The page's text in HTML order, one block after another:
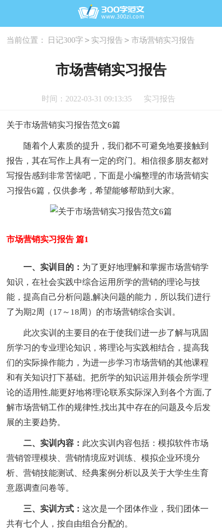
当前位置： 日记300字 > 实习报告 > 市场营销实习报告
市场营销实习报告
时间：2022-03-31 09:13:35 实习报告
关于市场营销实习报告范文6篇
随着个人素质的提升，我们都不可避免地要接触到
报告，其在写作上具有一定的窍门。相信很多朋友都对
写报告感到非常苦恼吧，下面是小编整理的市场营销实
习报告6篇，仅供参考，希望能够帮助到大家。
市场营销实习报告 篇1
一、实训目的： 为了更好地理解和掌握市场营销学
知识，在社会实践中综合运用所学的营销的理论与技
能，提高自己分析问题,解决问题的能力，所以我们进行
了为期2周（17～18周）的市场营销综合实训。
此次实训的主要目的在于使我们进一步了解与巩固
所学习的专业理论知识，将理论与实践相结合，提高我
们的实际操作能力，为进一步学习市场营销的其他课程
和有关知识打下基础。把所学的知识运用并领会所学理
论的适用性,能更好地将理论联系实际深入到各个方面,了
解市场营销工作的规律性,找出其中存在的问题及今后发
展的主要趋势。
二、实训内容： 此次实训内容包括：模拟软件市场
营销管理模块、营销情境应对训练、模拟企业环境分
析、营销技能测试、经典案例分析以及关于大学生生育
意愿调查问卷等。
三、实训方式：这次是一个团体作业，我们团体一
共有七个人，按自由组合分配的。